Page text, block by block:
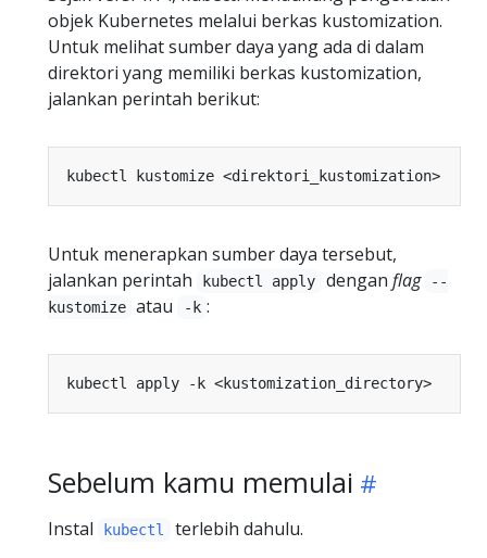
objek Kubernetes melalui berkas kustomization.
Untuk melihat sumber daya yang ada di dalam
direktori yang memiliki berkas kustomization,
jalankan perintah berikut:
Untuk menerapkan sumber daya tersebut,
jalankan perintah
kubectl apply dengan flag
--
kustomize atau -k :
Sebelum kamu memulai
Instal kubectl
terlebih dahulu.